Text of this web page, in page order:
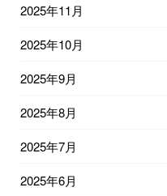
2025年11月
2025年10月
2025年9月
2025年8月
2025年7月
2025年6月